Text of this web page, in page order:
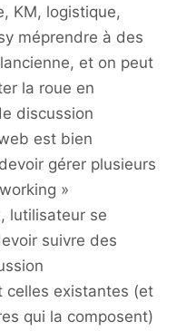
KM, logistique,
méprendre à des
et on peut
la roue en
discussion
est bien
gérer plusieurs
»
lutilisateur se
suivre des
celles existantes (et
qui la composent)